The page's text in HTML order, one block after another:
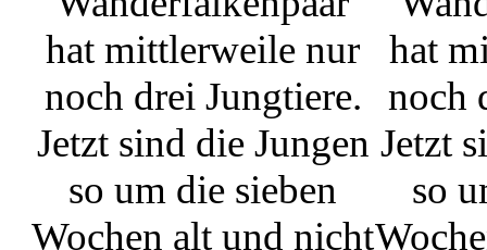
hat mittlerweile nur
noch drei Jungtiere.
Jetzt sind die Jungen
so um die sieben
Wochen alt und nicht
hat
noch
Jetzt
so